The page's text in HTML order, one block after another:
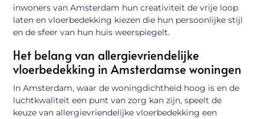
inwoners van Amsterdam hun creativiteit de vrije loop
laten en vloerbedekking kiezen die hun persoonlijke stijl
en de sfeer van hun huis weerspiegelt.
Het belang van allergievriendelijke
vloerbedekking in Amsterdamse woningen
In Amsterdam, waar de woningdichtheid hoog is en de
luchtkwaliteit een punt van zorg kan zijn, speelt de
keuze van allergievriendelijke vloerbedekking een